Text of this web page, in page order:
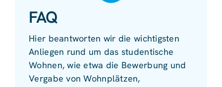
FAQ
Hier beantworten wir die wichtigsten
Anliegen rund um das studentische
Wohnen, wie etwa die Bewerbung und
Vergabe von Wohnplätzen,